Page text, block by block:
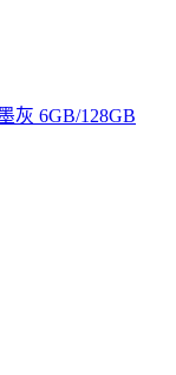
灰 6GB/128GB